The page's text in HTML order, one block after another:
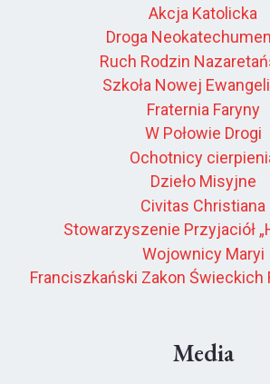
Akcja Katolicka
Droga
Ruch Rodzin
Szkoła Nowej
Fraternia Faryny
W Połowie Drogi
Ochotnicy
Dzieło Misyjne
Civitas Christiana
Stowarzyszenie Przyjaciół
Wojownicy Maryi
Franciszkański Zakon Świeckich
Media